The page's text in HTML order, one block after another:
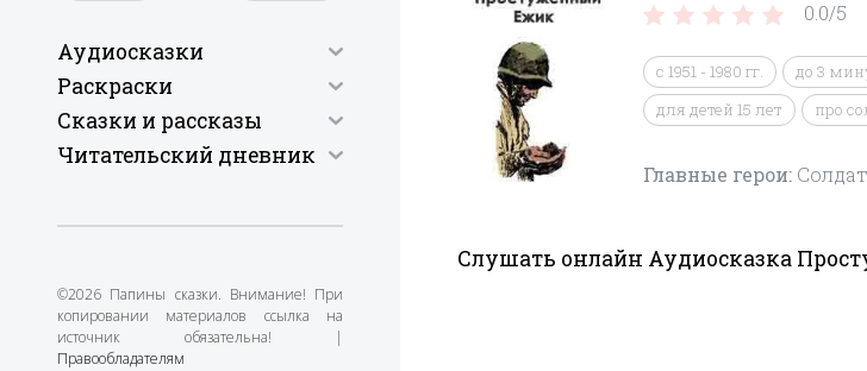
Аудиосказки
Раскраски
Сказки и рассказы
Читательский дневник
©2026 Папины сказки. Внимание! При
копировании материалов ссылка на
источник обязательна! |
Правообладателям
0.0/5
с 1951 - 1980 гг.
до 3
для детей 15 лет
про
Главные герои: Солдат.
Слушать онлайн Аудиосказка